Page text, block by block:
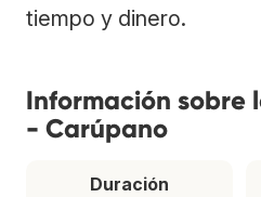
tiempo y dinero.
Información sobre
- Carúpano
Duración